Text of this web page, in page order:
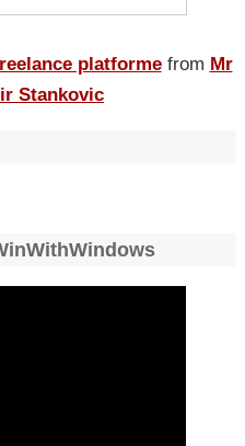
platforme from Mr
Stankovic